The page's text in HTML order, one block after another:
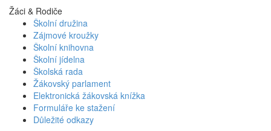
Žáci & Rodiče
Školní družina
Zájmové kroužky
Školní knihovna
Školní jídelna
Školská rada
Žákovský parlament
Elektronická žákovská knížka
Formuláře ke stažení
Důležité odkazy